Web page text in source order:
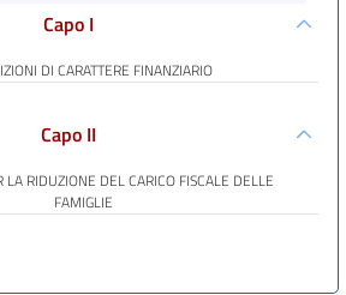
Capo I
DI CARATTERE FINANZIARIO
Capo II
LA RIDUZIONE DEL CARICO FISCALE DELLE
FAMIGLIE